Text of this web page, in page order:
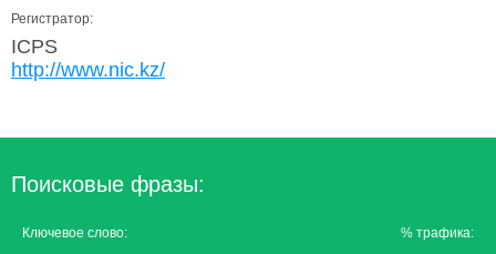
Регистратор:
ICPS
http://www.nic.kz/
Поисковые фразы:
Ключевое слово: % трафика: